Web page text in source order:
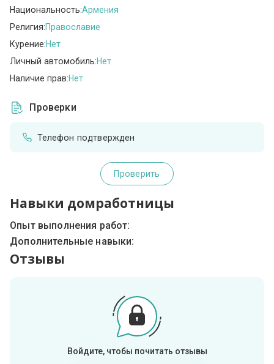
Национальность:Армения
Религия:Православие
Курение:Нет
Личный автомобиль:Нет
Наличие прав:Нет
Проверки
Телефон подтвержден
Проверить
Навыки домработницы
Опыт выполнения работ:
Дополнительные навыки:
Отзывы
Войдите, чтобы почитать отзывы